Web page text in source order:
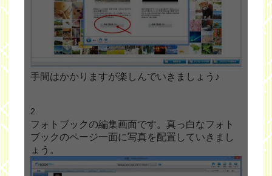
手間はかかりますが楽しんでいきましょう♪
フォトブックの編集画面です。真っ白なフォト
ブックのページ一面に写真を配置していきまし
ょう。